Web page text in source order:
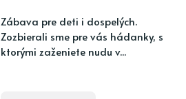
Zábava pre deti i dospelých.
Zozbierali sme pre vás hádanky, s
ktorými zaženiete nudu v...